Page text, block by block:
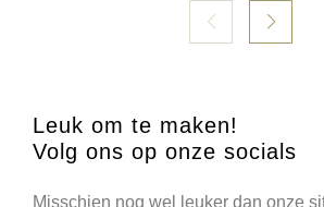
Leuk om te maken!
Volg ons op onze socials
Misschien nog wel leuker dan onze